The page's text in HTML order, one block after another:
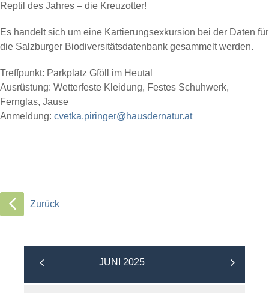
Reptil des Jahres – die Kreuzotter!
Es handelt sich um eine Kartierungsexkursion bei der Daten für
die Salzburger Biodiversitätsdatenbank gesammelt werden.
Treffpunkt: Parkplatz Gföll im Heutal
Ausrüstung: Wetterfeste Kleidung, Festes Schuhwerk,
Fernglas, Jause
Anmeldung: cvetka.piringer@hausdernatur.at
Zurück
JUNI 2025